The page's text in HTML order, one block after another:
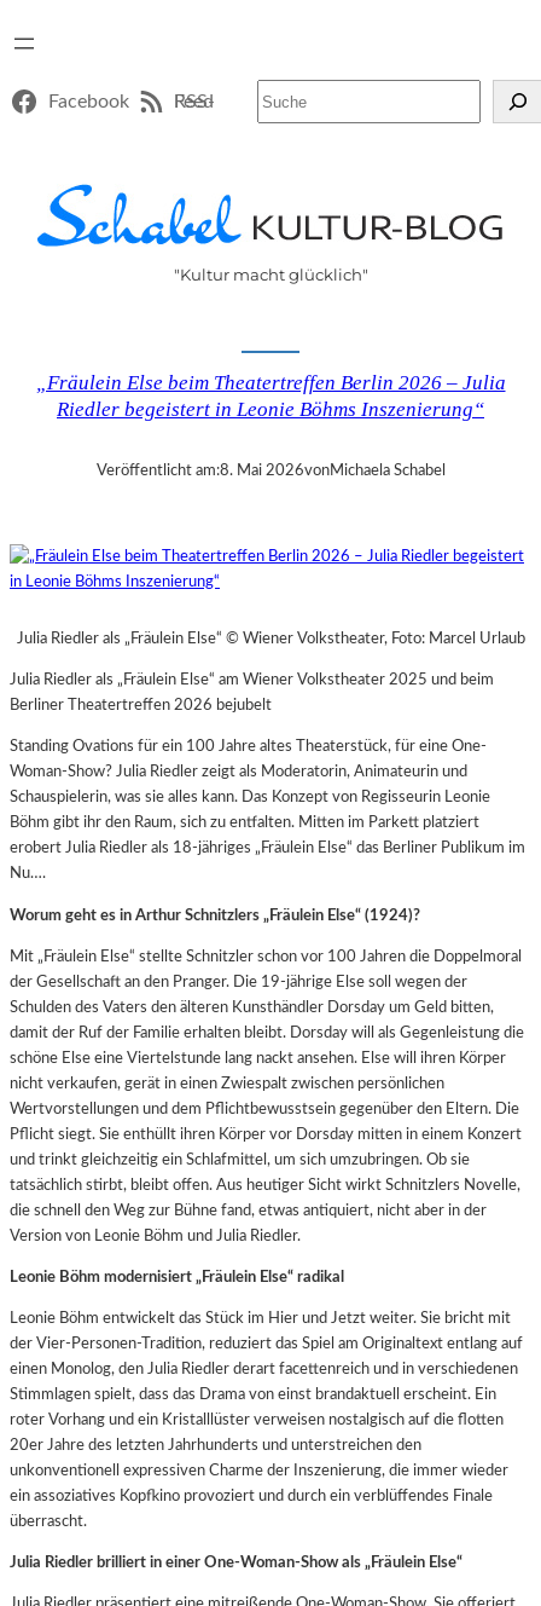
Facebook RSS-Feed
"Kultur macht glücklich"
„Fräulein Else beim Theatertreffen Berlin 2026 – Julia
Riedler begeistert in Leonie Böhms Inszenierung“
Veröffentlicht am:8. Mai 2026vonMichaela Schabel
Julia Riedler als „Fräulein Else“ © Wiener Volkstheater, Foto: Marcel Urlaub
Julia Riedler als „Fräulein Else“ am Wiener Volkstheater 2025 und beim
Berliner Theatertreffen 2026 bejubelt
Standing Ovations für ein 100 Jahre altes Theaterstück, für eine One-
Woman-Show? Julia Riedler zeigt als Moderatorin, Animateurin und
Schauspielerin, was sie alles kann. Das Konzept von Regisseurin Leonie
Böhm gibt ihr den Raum, sich zu entfalten. Mitten im Parkett platziert
erobert Julia Riedler als 18-jähriges „Fräulein Else“ das Berliner Publikum im
Nu….
Worum geht es in Arthur Schnitzlers „Fräulein Else“ (1924)?
Mit „Fräulein Else“ stellte Schnitzler schon vor 100 Jahren die Doppelmoral
der Gesellschaft an den Pranger. Die 19-jährige Else soll wegen der
Schulden des Vaters den älteren Kunsthändler Dorsday um Geld bitten,
damit der Ruf der Familie erhalten bleibt. Dorsday will als Gegenleistung die
schöne Else eine Viertelstunde lang nackt ansehen. Else will ihren Körper
nicht verkaufen, gerät in einen Zwiespalt zwischen persönlichen
Wertvorstellungen und dem Pflichtbewusstsein gegenüber den Eltern. Die
Pflicht siegt. Sie enthüllt ihren Körper vor Dorsday mitten in einem Konzert
und trinkt gleichzeitig ein Schlafmittel, um sich umzubringen. Ob sie
tatsächlich stirbt, bleibt offen. Aus heutiger Sicht wirkt Schnitzlers Novelle,
die schnell den Weg zur Bühne fand, etwas antiquiert, nicht aber in der
Version von Leonie Böhm und Julia Riedler.
Leonie Böhm modernisiert „Fräulein Else“ radikal
Leonie Böhm entwickelt das Stück im Hier und Jetzt weiter. Sie bricht mit
der Vier-Personen-Tradition, reduziert das Spiel am Originaltext entlang auf
einen Monolog, den Julia Riedler derart facettenreich und in verschiedenen
Stimmlagen spielt, dass das Drama von einst brandaktuell erscheint. Ein
roter Vorhang und ein Kristalllüster verweisen nostalgisch auf die flotten
20er Jahre des letzten Jahrhunderts und unterstreichen den
unkonventionell expressiven Charme der Inszenierung, die immer wieder
ein assoziatives Kopfkino provoziert und durch ein verblüffendes Finale
überrascht.
Julia Riedler brilliert in einer One-Woman-Show als „Fräulein Else“